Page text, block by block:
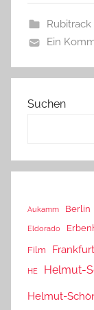
Rubitrack
Ein
Suchen
Aukamm Berlin
Eldorado
Film
HE Helmut-
Helmut-